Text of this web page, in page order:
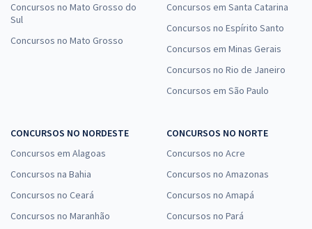
Concursos no Mato Grosso do
Sul
Concursos no Mato Grosso
Concursos em Santa Catarina
Concursos no Espírito Santo
Concursos em Minas Gerais
Concursos no Rio de Janeiro
Concursos em São Paulo
CONCURSOS NO NORDESTE
Concursos em Alagoas
Concursos na Bahia
Concursos no Ceará
Concursos no Maranhão
CONCURSOS NO NORTE
Concursos no Acre
Concursos no Amazonas
Concursos no Amapá
Concursos no Pará